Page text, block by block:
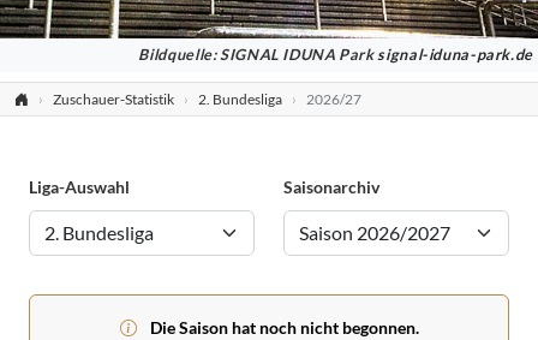
Bildquelle: SIGNAL IDUNA Parksignal-iduna-park.de
Zuschauer-Statistik 2. Bundesliga 2026/27
Liga-Auswahl Saisonarchiv
Die Saison hat noch nicht begonnen.